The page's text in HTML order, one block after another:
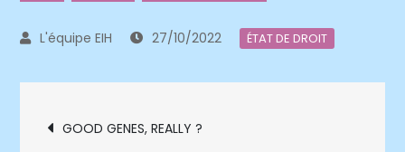
27/10/2022 ÉTAT DE DROIT
Navigation
GOOD GENES, REALLY ?